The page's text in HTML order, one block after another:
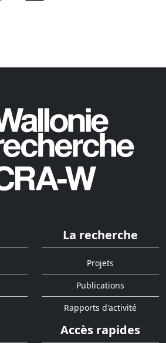
La recherche
Projets
Publications
Rapports d'activité
Accès rapides